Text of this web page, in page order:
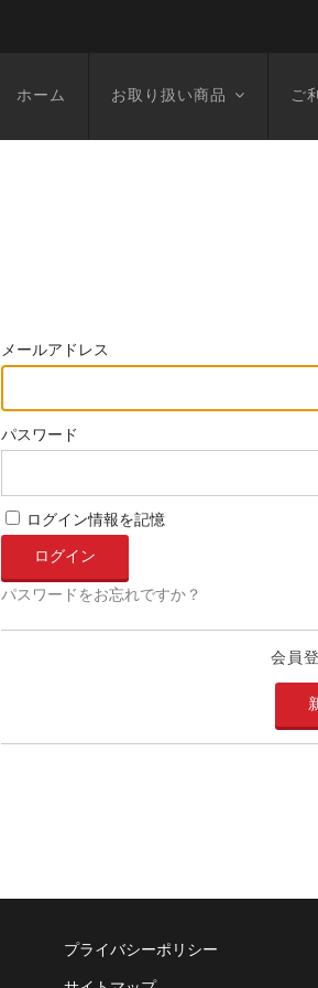
ホーム お取り扱い商品 ご
メールアドレス
パスワード
ログイン情報を記憶
パスワードをお忘れですか？
会員
プライバシーポリシー